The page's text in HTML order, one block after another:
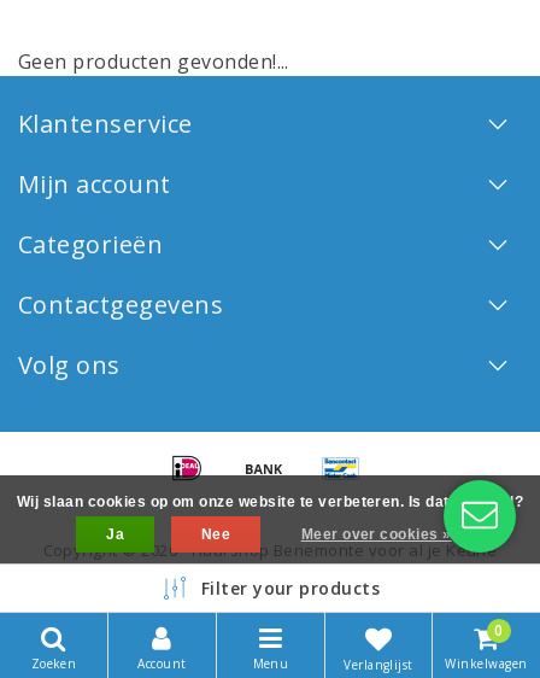
Geen producten gevonden!...
Klantenservice
Mijn account
Categorieën
Contactgegevens
Volg ons
Copyright © 2026 - Haarshop Benemonte voor al je Keune
haarproducten - All rights reserved - Realization
Filter your products
Zoeken Account Menu Verlanglijst
0
Winkelwagen
Wij slaan cookies op om onze website te verbeteren. Is dat akkoord?
Ja
Nee Meer over cookies »